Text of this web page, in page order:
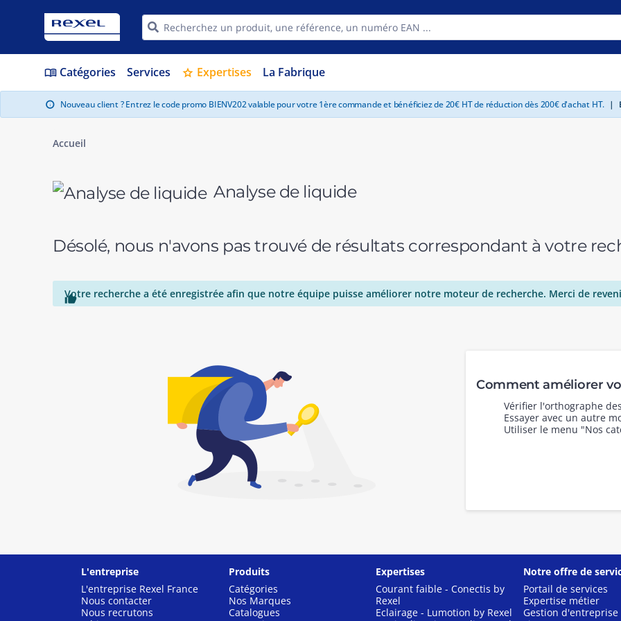
menu_book Catégories Services star Expertises La Fabrique
info Nouveau client ? Entrez le code promo BIENV202 valable pour votre 1ère commande et bénéficiez de 20€ HT de réduction dès 200€ d'achat HT. |
Accueil
Analyse de liquide
Désolé, nous n'avons pas trouvé de résultats correspondant à votre

Votre recherche a été enregistrée afin que notre équipe puisse améliorer notre moteur de recherche. Merci de
Comment améliorer
Vérifier l'orthographe
Essayer avec un autre
Utiliser le menu "Nos
L'entreprise
L'entreprise Rexel France
Nous contacter
Nous recrutons
Produits
Catégories
Nos Marques
Catalogues
Expertises
Courant faible - Conectis by
Rexel
Eclairage - Lumotion by Rexel
Notre offre de
Portail de services
Expertise métier
Gestion d'entreprise